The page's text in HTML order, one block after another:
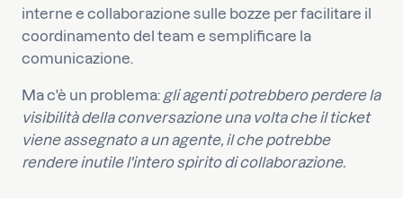
interne e collaborazione sulle bozze per facilitare il
coordinamento del team e semplificare la
comunicazione.
Ma c'è un problema: gli agenti potrebbero perdere la
visibilità della conversazione una volta che il ticket
viene assegnato a un agente, il che potrebbe
rendere inutile l'intero spirito di collaborazione.